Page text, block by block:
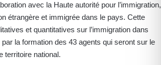
avec la Haute autorité pour l’immigration,
étrangère et immigrée dans le pays. Cette
et quantitatives sur l’immigration dans
la formation des 43 agents qui seront sur le
territoire national.